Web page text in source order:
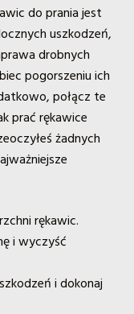
do prania jest
uszkodzeń,
drobnych
pogorszeniu ich
połącz te
prać rękawice
żadnych
rękawic.
i wyczyść
i dokonaj